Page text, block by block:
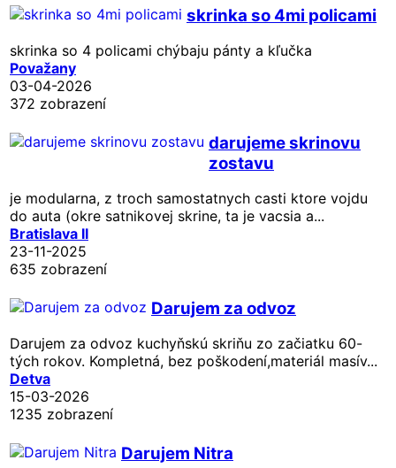
skrinka so 4mi policami
skrinka so 4 policami chýbaju pánty a kľučka
Považany
03-04-2026
372 zobrazení
darujeme skrinovu
zostavu
je modularna, z troch samostatnych casti ktore vojdu
do auta (okre satnikovej skrine, ta je vacsia a...
Bratislava II
23-11-2025
635 zobrazení
Darujem za odvoz
Darujem za odvoz kuchyňskú skriňu zo začiatku 60-
tých rokov. Kompletná, bez poškodení,materiál masív...
Detva
15-03-2026
1235 zobrazení
Darujem Nitra